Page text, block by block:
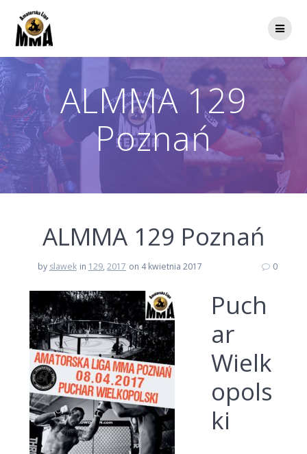
ALMMA 129
Poznań
ALMMA 129 Poznań
by slawek in 129, 2017 on 4 kwietnia 2017 0
Puch
ar
Wielk
opols
ki